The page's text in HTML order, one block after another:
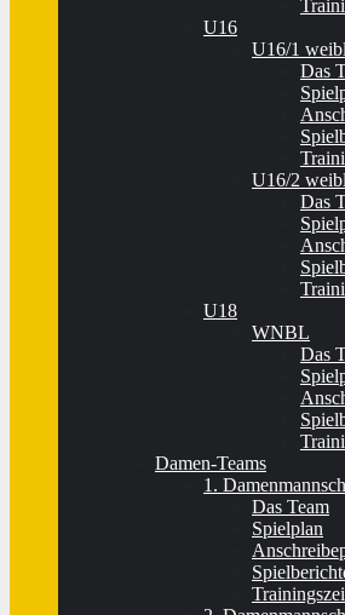
U16
U16/1
Das
U16/2
Das
U18
WNBL
Das
Damen-Teams
1.
Das Team
Spielplan